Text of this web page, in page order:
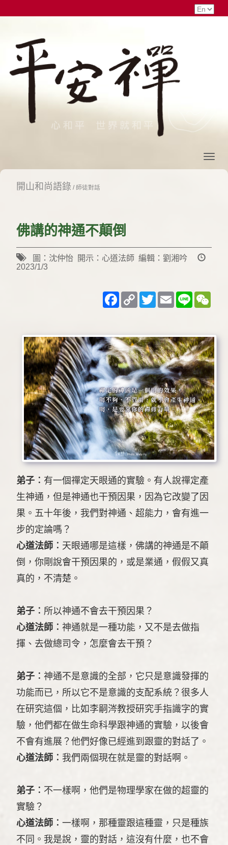
開山和尚語錄/ 師徒對話
佛講的神通不顛倒
圖：沈仲怡 開示：心道法師 編輯：劉湘吟
2023/1/3
Facebook
Copy
Link
TwitterEmailLine
弟子︰ 有一個禪定天眼通的實驗。有人說禪定產
生神通，但是神通也干預因果，因為它改變了因
果。五十年後，我們對神通、超能力，會有進一
步的定論嗎？
心道法師︰ 天眼通哪是這樣，佛講的神通是不顛
倒，你剛說會干預因果的，或是業通，假假又真
真的，不清楚。
弟子︰ 所以神通不會去干預因果？
心道法師︰ 神通就是一種功能，又不是去做指
揮、去做總司令，怎麼會去干預？
弟子︰ 神通不是意識的全部，它只是意識發揮的
功能而已，所以它不是意識的支配系統？很多人
在研究這個，比如李嗣涔教授研究手指識字的實
驗，他們都在做生命科學跟神通的實驗，以後會
不會有進展？他們好像已經進到跟靈的對話了。
心道法師︰ 我們兩個現在就是靈的對話啊。
弟子︰ 不一樣啊，他們是物理學家在做的超靈的
實驗？
心道法師︰ 一樣啊，那種靈跟這種靈，只是種族
不同。我是說，靈的對話，這沒有什麼，也不會